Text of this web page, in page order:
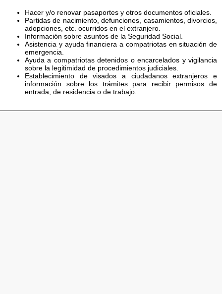
Hacer y/o renovar pasaportes y otros documentos oficiales.
Partidas de nacimiento, defunciones, casamientos, divorcios,
adopciones, etc. ocurridos en el extranjero.
Información sobre asuntos de la Seguridad Social.
Asistencia y ayuda financiera a compatriotas en situación de
emergencia.
Ayuda a compatriotas detenidos o encarcelados y vigilancia
sobre la legitimidad de procedimientos judiciales.
Establecimiento de visados a ciudadanos extranjeros e
información sobre los trámites para recibir permisos de
entrada, de residencia o de trabajo.